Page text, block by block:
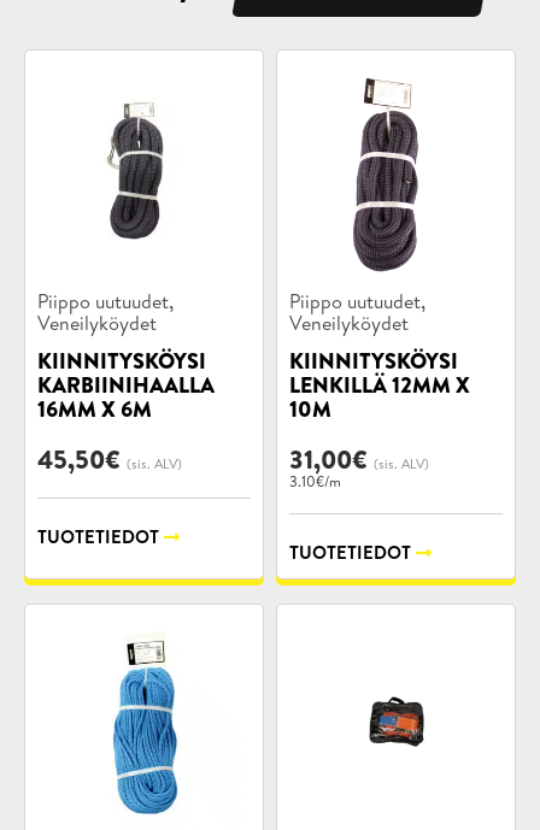
Tuotekategoriat:
Piippo uutuudet,
Veneilyköydet
KIINNITYSKÖYSI
KARBIINIHAALLA
16MM X 6M
45,50€ (sis. ALV)
TUOTETIEDOT
Tuotekategoriat:
Piippo uutuudet,
Veneilyköydet
KIINNITYSKÖYSI
LENKILLÄ 12MM X
10M
31,00€ (sis. ALV)
3.10€/m
TUOTETIEDOT